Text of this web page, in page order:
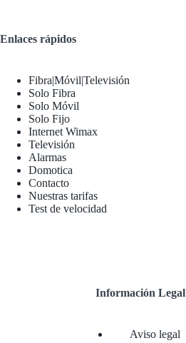
Enlaces rápidos
Fibra|Móvil|Televisión
Solo Fibra
Solo Móvil
Solo Fijo
Internet Wimax
Televisión
Alarmas
Domotica
Contacto
Nuestras tarifas
Test de velocidad
Información Legal
Aviso legal